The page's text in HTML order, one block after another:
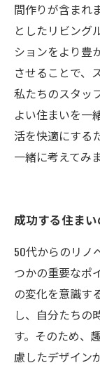
間作りが含まれ
としたリビング
ションをより豊
させることで、
私たちのスタッ
よい住まいを一
活を快適にする
一緒に考えてみ
成功する住ま
50代からのリノ
つかの重要なポ
の変化を意識す
し、自分たちの
す。そのため、
慮したデザイン